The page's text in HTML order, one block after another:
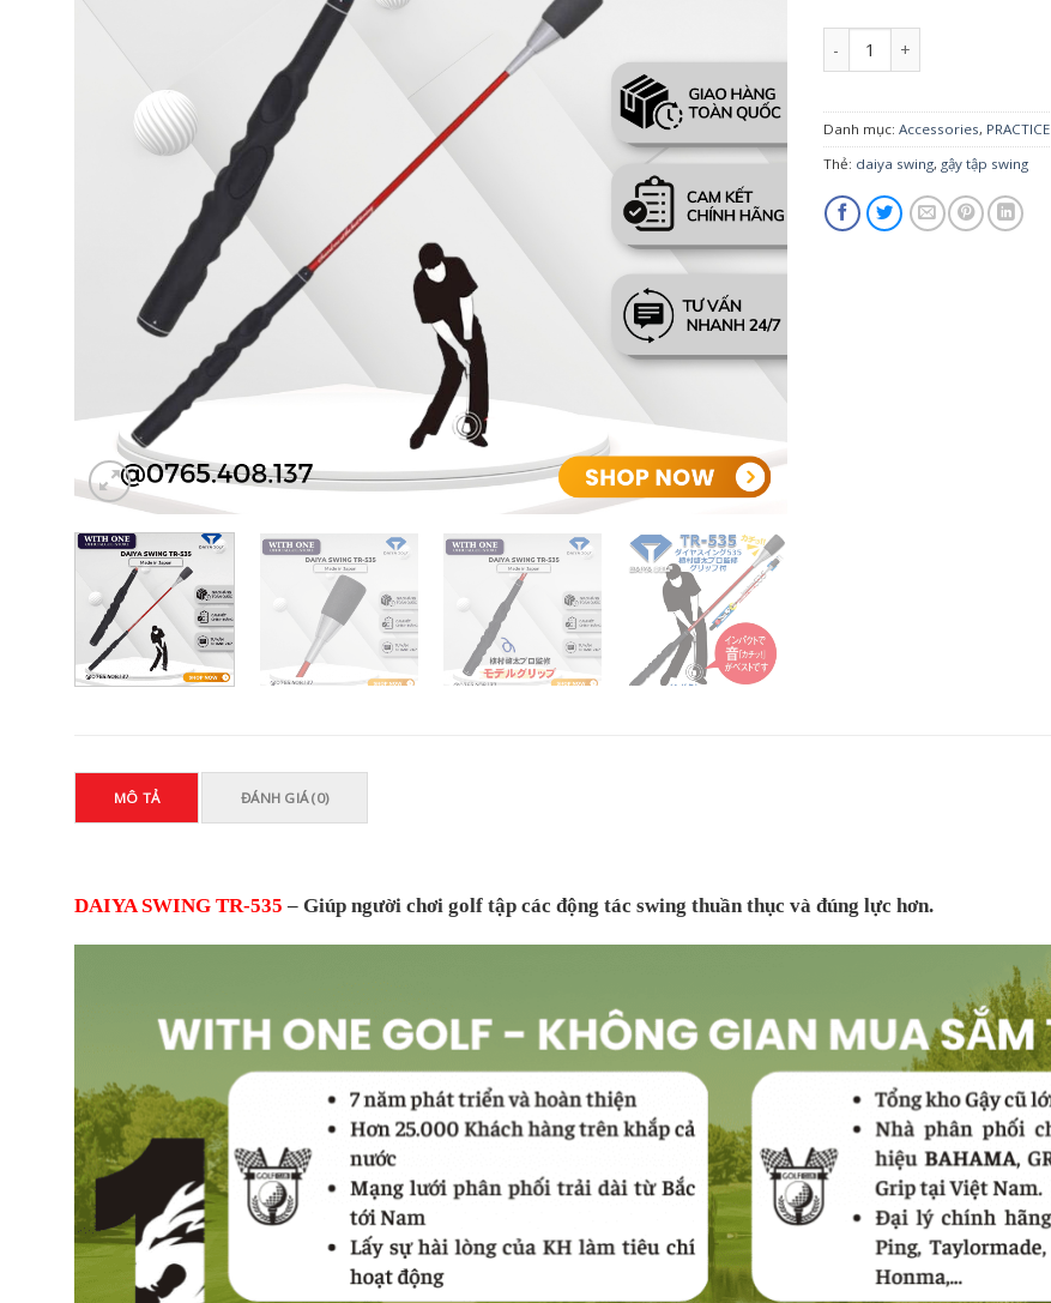
Danh mục: Accessories, PRACTICE
Thẻ: daiya swing, gậy tập swing
MÔ TẢ ĐÁNH GIÁ (0)
DAIYA SWING TR-535 – Giúp người chơi golf tập các động tác swing thuần thục và đúng lực hơn.